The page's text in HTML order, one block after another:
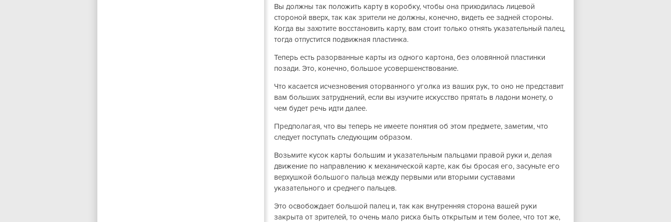
Вы должны так положить карту в коробку, чтобы она приходилась лицевой
стороной вверх, так как зрители не должны, конечно, видеть ее задней стороны.
Когда вы захотите восстановить карту, вам стоит только отнять указательный палец,
тогда отпустится подвижная пластинка.
Теперь есть разорванные карты из одного картона, без оловянной пластинки
позади. Это, конечно, большое усовершенствование.
Что касается исчезновения оторванного уголка из ваших рук, то оно не представит
вам больших затруднений, если вы изучите искусство прятать в ладони монету, о
чем будет речь идти далее.
Предполагая, что вы теперь не имеете понятия об этом предмете, заметим, что
следует поступать следующим образом.
Возьмите кусок карты большим и указательным пальцами правой руки и, делая
движение по направлению к механической карте, как бы бросая его, засуньте его
верхушкой большого пальца между первыми или вторыми суставами
указательного и среднего пальцев.
Это освобождает большой палец и, так как внутренняя сторона вашей руки
закрыта от зрителей, то очень мало риска быть открытым и тем более, что тот же,